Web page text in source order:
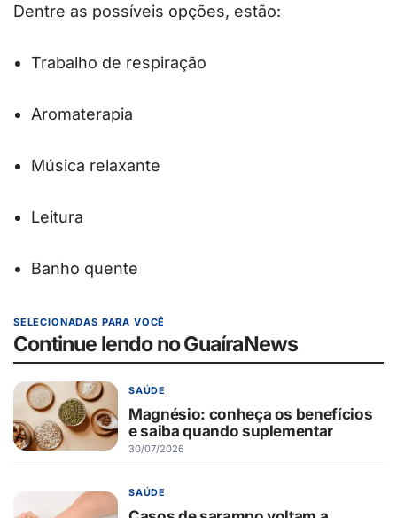
Dentre as possíveis opções, estão:
Trabalho de respiração
Aromaterapia
Música relaxante
Leitura
Banho quente
SELECIONADAS PARA VOCÊ
Continue lendo no GuaíraNews
SAÚDE
Magnésio: conheça os benefícios
e saiba quando suplementar
30/07/2026
SAÚDE